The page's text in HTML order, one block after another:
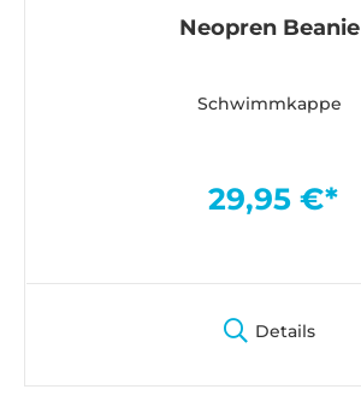
Neopren Beanie
Schwimmkappe
29,95 €*
Details